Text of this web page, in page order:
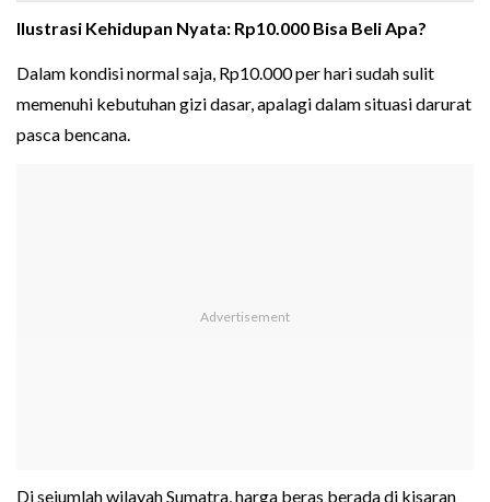
Ilustrasi Kehidupan Nyata: Rp10.000 Bisa Beli Apa?
Dalam kondisi normal saja, Rp10.000 per hari sudah sulit
memenuhi kebutuhan gizi dasar, apalagi dalam situasi darurat
pasca bencana.
Di sejumlah wilayah Sumatra, harga beras berada di kisaran